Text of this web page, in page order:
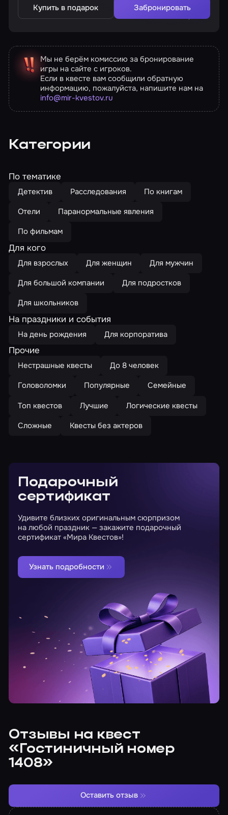
Купить в подарок Забронировать
Мы не берём комиссию за бронирование
игры на сайте с игроков.
Если в квесте вам сообщили обратную
информацию, пожалуйста, напишите нам на
info@mir-kvestov.ru
Категории
По тематике
Детектив Расследования
По книгам
Отели
Паранормальные явления
По фильмам
Для кого
Для взрослых Для женщин
Для мужчин
Для большой компании
Для подростков
Для школьников
На праздники и события
На день рождения Для корпоратива
Прочие
Нестрашные квесты
До 8 человек
Головоломки
Популярные
Семейные
Топ квестов
Лучшие
Логические квесты
Сложные
Квесты без актеров
Подарочный
сертификат
Удивите близких оригинальным сюрпризом
на любой праздник — закажите подарочный
сертификат «Мира Квестов»!
Узнать подробности
Отзывы на квест
«Гостиничный номер
1408»
Оставить отзыв